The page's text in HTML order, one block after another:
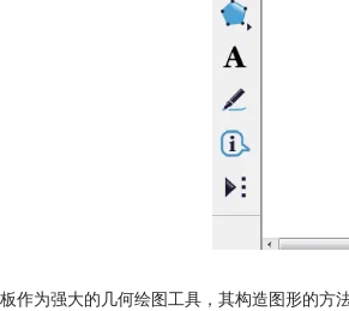
作为强大的几何绘图工具，其构造图形的方